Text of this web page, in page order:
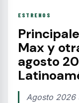
ESTRENOS
Max y
agosto
Agosto 2026